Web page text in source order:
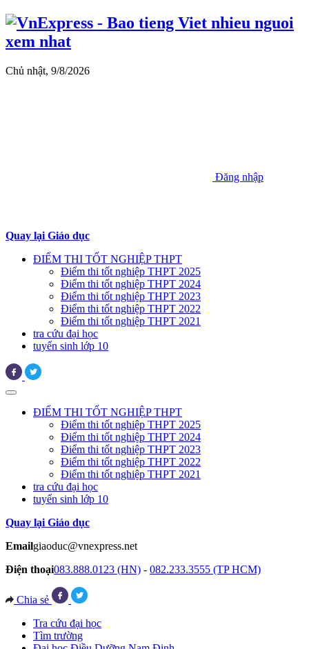
Chủ nhật, 9/8/2026
Đăng nhập
Quay lại Giáo dục
ĐIỂM THI TỐT NGHIỆP THPT
Điểm thi tốt nghiệp THPT 2025
Điểm thi tốt nghiệp THPT 2024
Điểm thi tốt nghiệp THPT 2023
Điểm thi tốt nghiệp THPT 2022
Điểm thi tốt nghiệp THPT 2021
tra cứu đại học
tuyển sinh lớp 10
ĐIỂM THI TỐT NGHIỆP THPT
Điểm thi tốt nghiệp THPT 2025
Điểm thi tốt nghiệp THPT 2024
Điểm thi tốt nghiệp THPT 2023
Điểm thi tốt nghiệp THPT 2022
Điểm thi tốt nghiệp THPT 2021
tra cứu đại học
tuyển sinh lớp 10
Quay lại Giáo dục
Emailgiaoduc@vnexpress.net
Điện thoại083.888.0123 (HN) - 082.233.3555 (TP HCM)
Chia sẻ
Tra cứu đại học
Tìm trường